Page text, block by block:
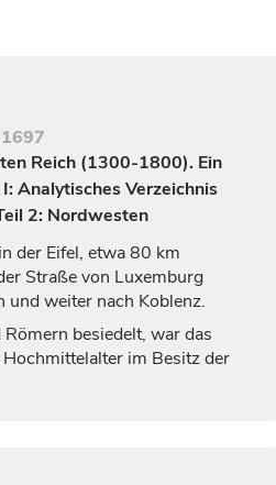
Reich (1300-1800). Ein
Analytisches Verzeichnis
2: Nordwesten
der Eifel, etwa 80 km
Straße von Luxemburg
und weiter nach Koblenz.
besiedelt, war das
im Besitz der